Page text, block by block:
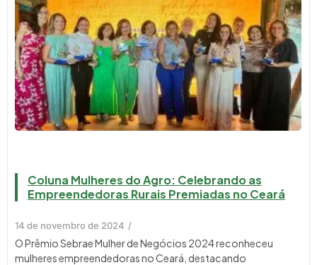
Coluna Mulheres do Agro: Celebrando as
Empreendedoras Rurais Premiadas no Ceará
14 de novembro de 2024 /
O Prêmio Sebrae Mulher de Negócios 2024 reconheceu
mulheres empreendedoras no Ceará, destacando